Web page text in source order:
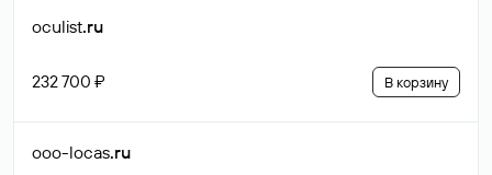
oculist.ru
232 700 ₽ В корзину
ooo-locas.ru